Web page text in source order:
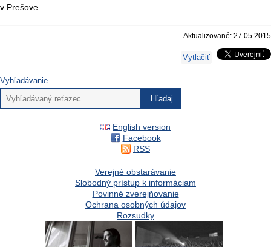
v Prešove.
Aktualizované: 27.05.2015
Vytlačiť
Vyhľadávanie
English version
Facebook
RSS
Verejné obstarávanie
Slobodný prístup k informáciam
Povinné zverejňovanie
Ochrana osobných údajov
Rozsudky